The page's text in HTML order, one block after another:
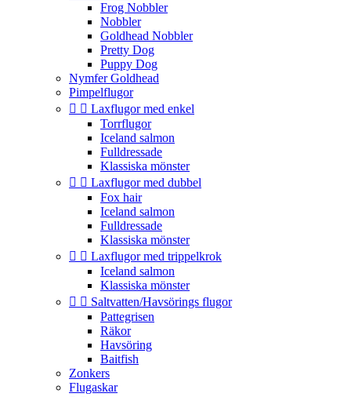
Frog Nobbler
Nobbler
Goldhead Nobbler
Pretty Dog
Puppy Dog
Nymfer Goldhead
Pimpelflugor
  Laxflugor med enkel
Torrflugor
Iceland salmon
Fulldressade
Klassiska mönster
  Laxflugor med dubbel
Fox hair
Iceland salmon
Fulldressade
Klassiska mönster
  Laxflugor med trippelkrok
Iceland salmon
Klassiska mönster
  Saltvatten/Havsörings flugor
Pattegrisen
Räkor
Havsöring
Baitfish
Zonkers
Flugaskar